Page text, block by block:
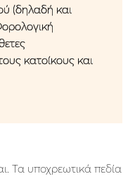
(δηλαδή και
κατοίκους και
Τα υποχρεωτικά πεδία